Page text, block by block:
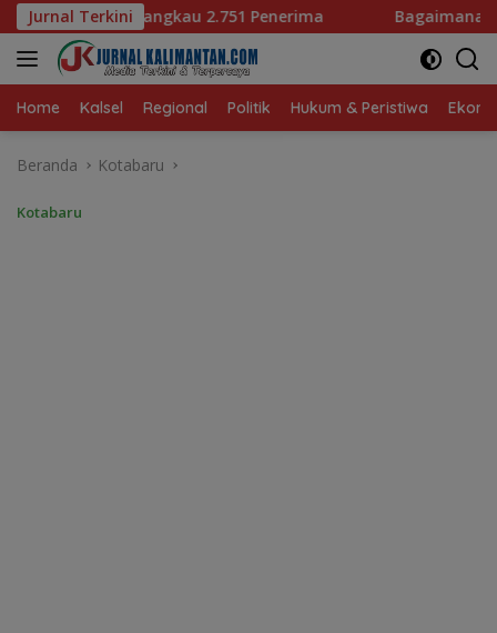
Langsung
ke
konten
Jurnal Terkini
Penerima Bagaimana KIP Hadapi Deepfake dan
Home Kalsel Regional Politik Hukum & Peristiwa
Beranda Kotabaru
Kotabaru